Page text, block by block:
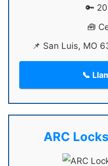
🔑
🧰
📌 San Luis, MO
📞
ARC